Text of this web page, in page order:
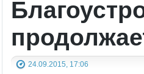
24.09.2015, 17:06